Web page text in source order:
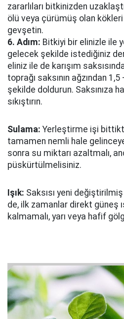
zararlıları bitkinizden
ölü veya çürümüş olan
gevşetin.
6. Adım: Bitkiyi bir elinizle ile
gelecek şekilde istediğiniz
eliniz ile de karışım
toprağı saksının ağzından
şekilde doldurun. Saksınıza
sıkıştırın.
Sulama: Yerleştirme işi
tamamen nemli hale
sonra su miktarı azaltmalı,
püskürtülmelisiniz.
Işık: Saksısı yeni
de, ilk zamanlar direkt güneş
kalmamalı, yarı veya hafif